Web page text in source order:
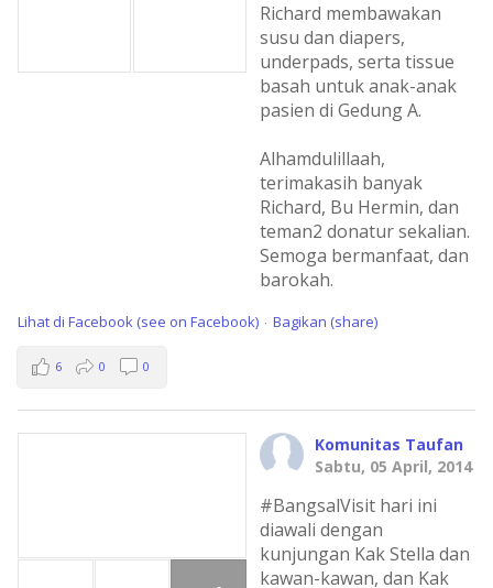
Richard membawakan
susu dan diapers,
underpads, serta tissue
basah untuk anak-anak
pasien di Gedung A.
Alhamdulillaah,
terimakasih banyak
Richard, Bu Hermin, dan
teman2 donatur sekalian.
Semoga bermanfaat, dan
barokah.
Lihat di Facebook (see on Facebook) · Bagikan (share)
6 0 0
Komunitas Taufan
Sabtu, 05 April, 2014
#BangsalVisit hari ini
diawali dengan
kunjungan Kak Stella dan
kawan-kawan, dan Kak